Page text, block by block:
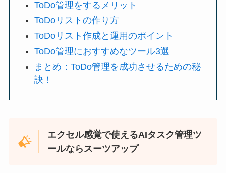
ToDo管理をするメリット
ToDoリストの作り方
ToDoリスト作成と運用のポイント
ToDo管理におすすめなツール3選
まとめ：ToDo管理を成功させるための秘
訣！
エクセル感覚で使えるAIタスク管理ツ
ールならスーツアップ